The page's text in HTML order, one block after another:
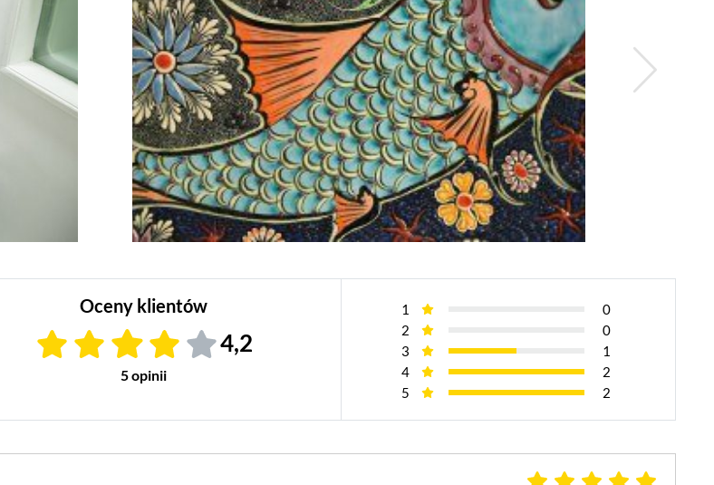
Oceny klientów
4,2
5 opinii
1
0
2
0
3
1
4
2
5
2